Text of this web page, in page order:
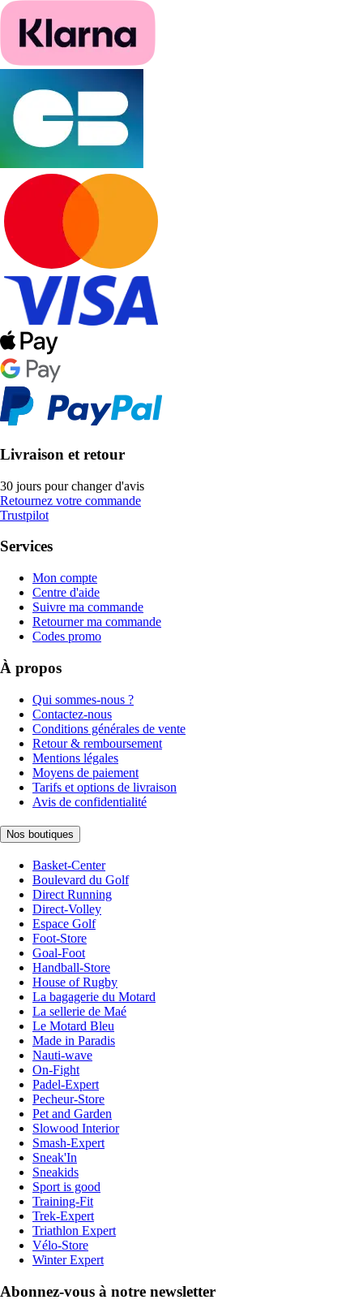
Livraison et retour
30 jours pour changer d'avis
Retournez votre commande
Trustpilot
Services
Mon compte
Centre d'aide
Suivre ma commande
Retourner ma commande
Codes promo
À propos
Qui sommes-nous ?
Contactez-nous
Conditions générales de vente
Retour & remboursement
Mentions légales
Moyens de paiement
Tarifs et options de livraison
Avis de confidentialité
Nos boutiques
Basket-Center
Boulevard du Golf
Direct Running
Direct-Volley
Espace Golf
Foot-Store
Goal-Foot
Handball-Store
House of Rugby
La bagagerie du Motard
La sellerie de Maé
Le Motard Bleu
Made in Paradis
Nauti-wave
On-Fight
Padel-Expert
Pecheur-Store
Pet and Garden
Slowood Interior
Smash-Expert
Sneak'In
Sneakids
Sport is good
Training-Fit
Trek-Expert
Triathlon Expert
Vélo-Store
Winter Expert
Abonnez-vous à notre newsletter